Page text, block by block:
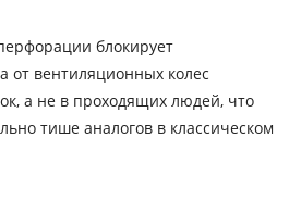
блокирует
от вентиляционных колес
а не в проходящих людей, что
тише аналогов в классическом